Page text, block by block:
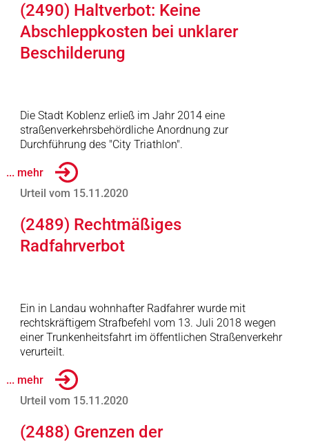
(2490) Haltverbot: Keine
Abschleppkosten bei unklarer
Beschilderung
Die Stadt Koblenz erließ im Jahr 2014 eine
straßenverkehrsbehördliche Anordnung zur
Durchführung des "City Triathlon".
... mehr
Urteil vom 15.11.2020
(2489) Rechtmäßiges
Radfahrverbot
Ein in Landau wohnhafter Radfahrer wurde mit
rechtskräftigem Strafbefehl vom 13. Juli 2018 wegen
einer Trunkenheitsfahrt im öffentlichen Straßenverkehr
verurteilt.
... mehr
Urteil vom 15.11.2020
(2488) Grenzen der